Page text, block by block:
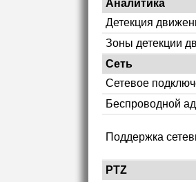
Аналитика
Детекция
Зоны детекции
Сеть
Сетевое
Беспроводной
Поддержка
PTZ